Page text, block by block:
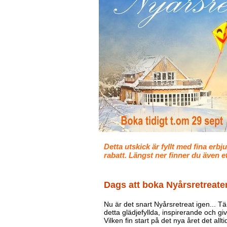
Detta utskick är fyllt med fina
rabatt. Längst ner finner du även
Dags att boka
Nu är det snart Nyårsretreat igen...
detta glädjefyllda, inspirerande och
Vilken fin start på det nya året det